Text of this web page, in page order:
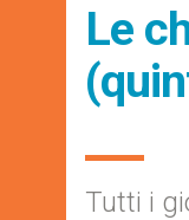
Le
Tutti i